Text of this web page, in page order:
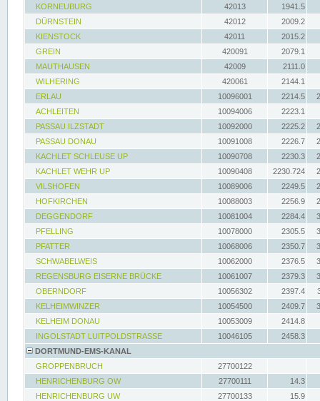
KORNEUBURG
42013
1941.5
DÜRNSTEIN
42012
2009.2
KIENSTOCK
42011
2015.2
GREIN
420091
2079.1
MAUTHAUSEN
42009
2111.0
WILHERING
420061
2144.1
ERLAU
10096001 2214.5
ACHLEITEN
10094006
2223.1
PASSAU ILZSTADT
10092000 2225.2
PASSAU DONAU
10091008 2226.7
KACHLET SCHLEUSE UP
10090708 2230.3
KACHLET WEHR UP
10090408 2230.724
VILSHOFEN
10089006 2249.5
HOFKIRCHEN
10088003 2256.9
DEGGENDORF
10081004 2284.4
PFELLING
10078000 2305.5
PFATTER
10068006 2350.7
SCHWABELWEIS
10062000 2376.5
REGENSBURG EISERNE BRÜCKE
10061007 2379.3
OBERNDORF
10056302 2397.4
KELHEIMWINZER
10054500 2409.7
KELHEIM DONAU
10053009
2414.8
INGOLSTADT LUITPOLDSTRASSE
10046105
2458.3
DORTMUND-EMS-KANAL
GROPPENBRUCH
27700122
HENRICHENBURG OW
27700111
14.3
HENRICHENBURG UW
27700133
15.9